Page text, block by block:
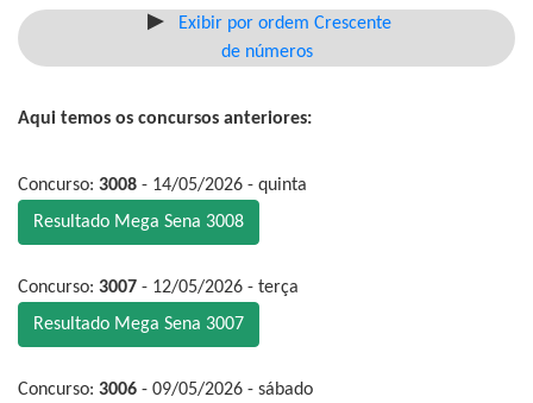
Exibir por ordem Crescente
de números
Aqui temos os concursos anteriores:
Concurso: 3008 - 14/05/2026 - quinta
Resultado Mega Sena 3008
Concurso: 3007 - 12/05/2026 - terça
Resultado Mega Sena 3007
Concurso: 3006 - 09/05/2026 - sábado